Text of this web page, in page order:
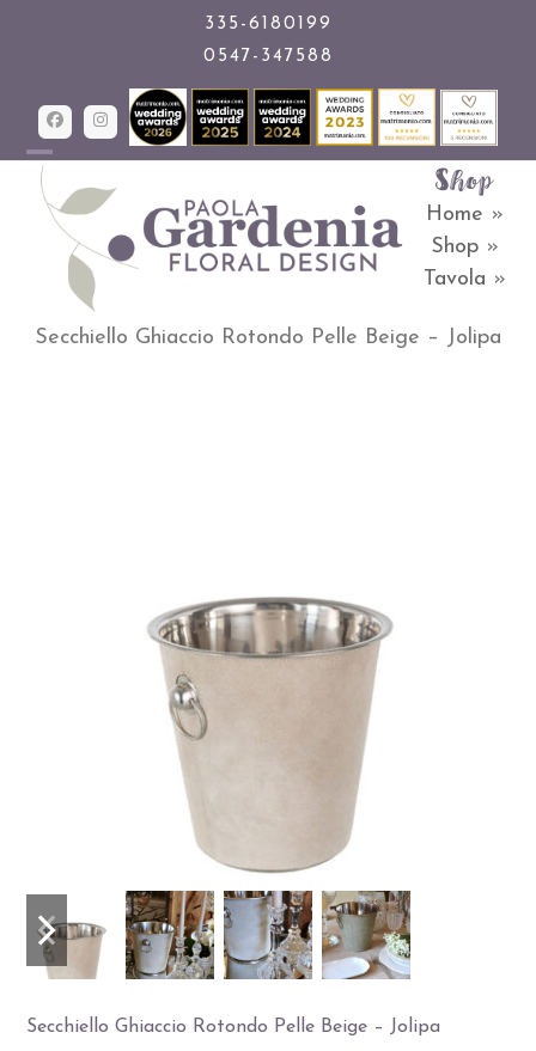
content
335-6180199
0547-347588
FacebookInstagram
Open
mobile
menu
Close
mobile
menu
Shop
Home »
Shop»
Tavola »
Secchiello Ghiaccio Rotondo Pelle Beige – Jolipa
Slide
precedente
Slide
successiva
Secchiello Ghiaccio Rotondo Pelle Beige – Jolipa